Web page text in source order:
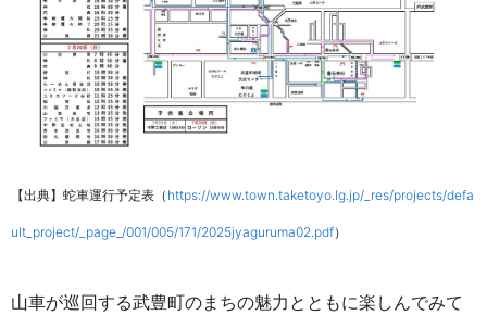
【出典】蛇車運行予定表（ https://www.town.taketoyo.lg.jp/_res/projects/defa
ult_project/_page_/001/005/171/2025jyaguruma02.pdf）
山車が巡回する武豊町のまちの魅力とともに楽しんでみて